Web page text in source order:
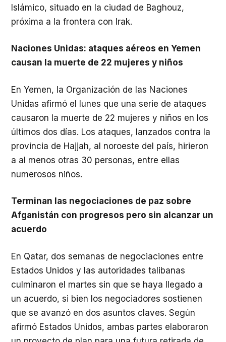
Islámico, situado en la ciudad de Baghouz,
próxima a la frontera con Irak.
Naciones Unidas: ataques aéreos en Yemen
causan la muerte de 22 mujeres y niños
En Yemen, la Organización de las Naciones
Unidas afirmó el lunes que una serie de ataques
causaron la muerte de 22 mujeres y niños en los
últimos dos días. Los ataques, lanzados contra la
provincia de Hajjah, al noroeste del país, hirieron
a al menos otras 30 personas, entre ellas
numerosos niños.
Terminan las negociaciones de paz sobre
Afganistán con progresos pero sin alcanzar un
acuerdo
En Qatar, dos semanas de negociaciones entre
Estados Unidos y las autoridades talibanas
culminaron el martes sin que se haya llegado a
un acuerdo, si bien los negociadores sostienen
que se avanzó en dos asuntos claves. Según
afirmó Estados Unidos, ambas partes elaboraron